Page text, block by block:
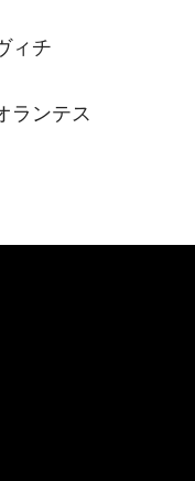
ィチ
ランテス